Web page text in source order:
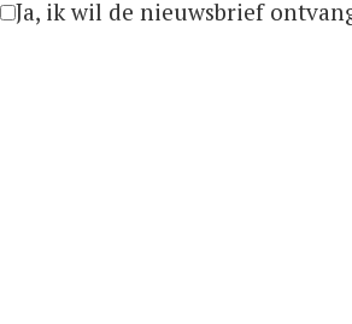
Ja, ik wil de nieuwsbrief